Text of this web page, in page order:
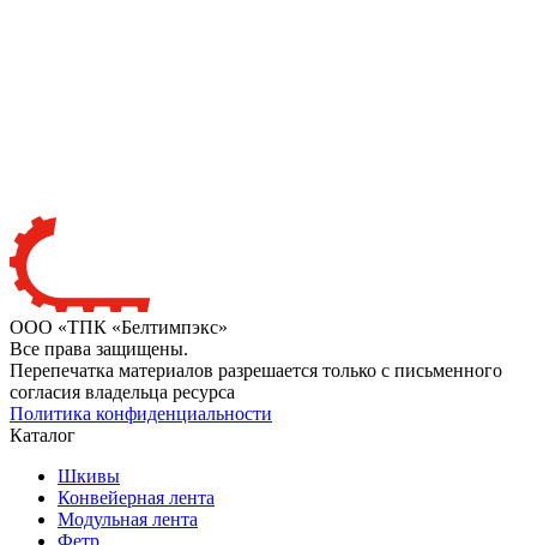
ООО «ТПК «Белтимпэкс»
Все права защищены.
Перепечатка материалов разрешается только с письменного
согласия владельца ресурса
Политика конфиденциальности
Каталог
Шкивы
Конвейерная лента
Модульная лента